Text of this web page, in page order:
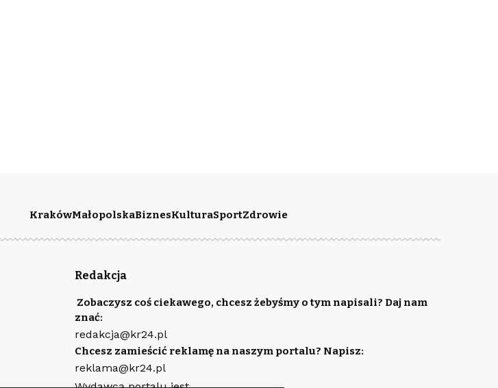
KrakówMałopolskaBiznesKulturaSportZdrowie
Redakcja
Zobaczysz coś ciekawego, chcesz żebyśmy o tym napisali? Daj nam
znać:
redakcja@kr24.pl
Chcesz zamieścić reklamę na naszym portalu? Napisz:
reklama@kr24.pl